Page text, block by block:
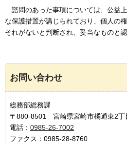
諮問のあった事項については、公益
な保護措置が講じられており、個人の
それがないと判断され、妥当なものと認
お問い合わせ
総務部総務課
〒880-8501 宮崎県宮崎市橘通東2丁
電話： 0985-26-7002
ファクス：0985-28-8760